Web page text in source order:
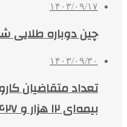
۱۴۰۳/۰۹/۱۷
چین دوباره طلایی
۱۴۰۳/۰۹/۳۰
تعداد متقاضیان
بیمه‌ای ۱۲ هزار و ۴۲۷ بنگاه